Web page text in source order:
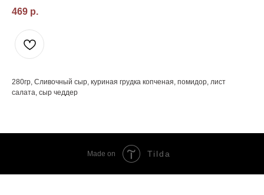
469 р.
280гр, Сливочный сыр, куриная грудка копченая, помидор, лист
салата, сыр чеддер
Made on Tilda